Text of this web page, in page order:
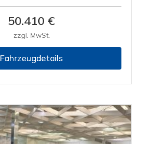
50.410 €
zzgl. MwSt.
Fahrzeugdetails